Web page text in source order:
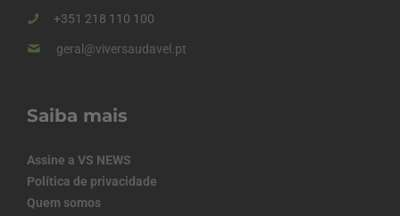
+351 218 110 100
geral@viversaudavel.pt
Saiba mais
Assine a VS NEWS
Política de privacidade
Quem somos